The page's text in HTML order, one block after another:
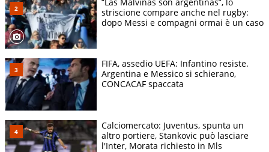
“Las Malvinas son argentinas”, lo
striscione compare anche nel rugby:
dopo Messi e compagni ormai è un caso
FIFA, assedio UEFA: Infantino resiste.
Argentina e Messico si schierano,
CONCACAF spaccata
Calciomercato: Juventus, spunta un
altro portiere, Stankovic può lasciare
l'Inter, Morata richiesto in Mls